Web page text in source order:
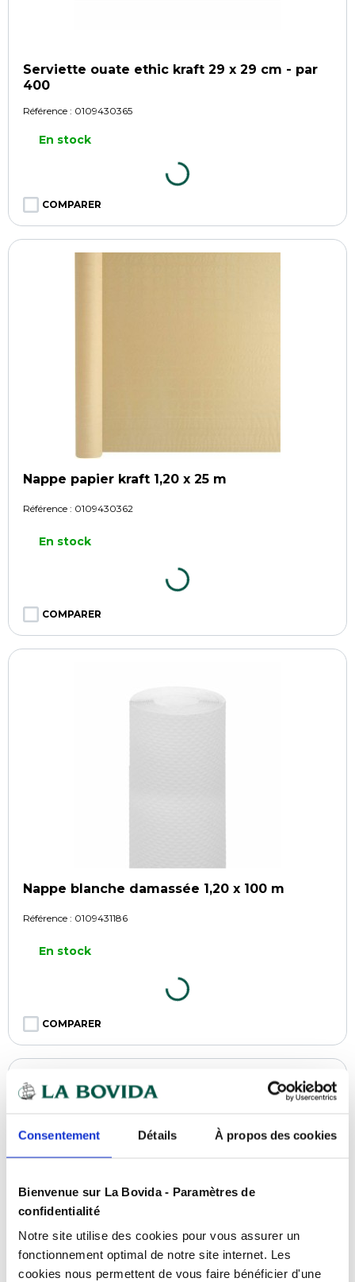
Consentement Détails À propos des cookies
Bienvenue sur La Bovida - Paramètres de
confidentialité
Notre site utilise des cookies pour vous assurer un
fonctionnement optimal de notre site internet. Les
cookies nous permettent de vous faire bénéficier d'une
Serviette ouate ethic kraft 29 x 29 cm - par
400
Référence : 0109430365
En stock
COMPARER
Nappe papier kraft 1,20 x 25 m
Référence : 0109430362
En stock
COMPARER
Nappe blanche damassée 1,20 x 100 m
Référence : 0109431186
En stock
COMPARER